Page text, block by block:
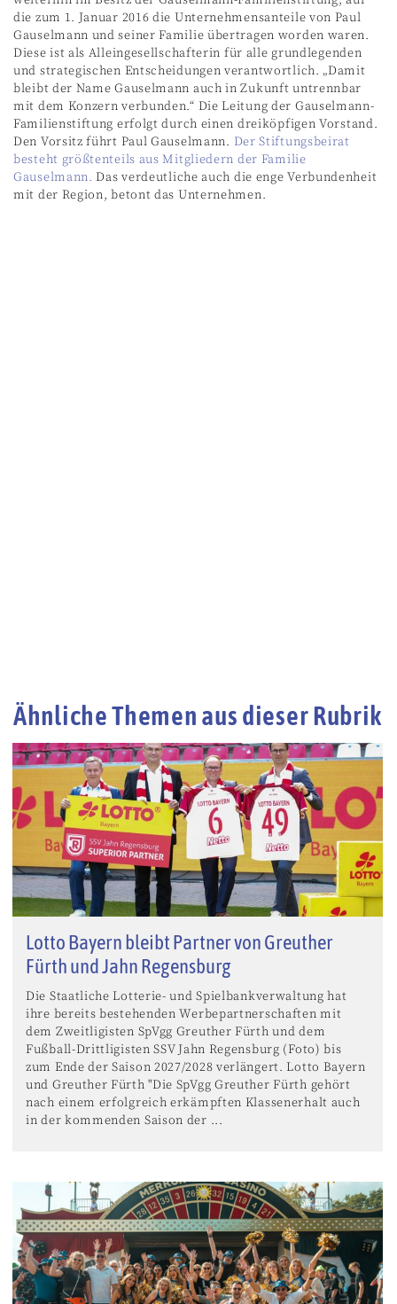
die zum 1. Januar 2016 die Unternehmensanteile von Paul
Gauselmann und seiner Familie übertragen worden waren.
Diese ist als Alleingesellschafterin für alle grundlegenden
und strategischen Entscheidungen verantwortlich. „Damit
bleibt der Name Gauselmann auch in Zukunft untrennbar
mit dem Konzern verbunden.“ Die Leitung der Gauselmann-
Familienstiftung erfolgt durch einen dreiköpfigen Vorstand.
Den Vorsitz führt Paul Gauselmann. Der Stiftungsbeirat
besteht größtenteils aus Mitgliedern der Familie
Gauselmann. Das verdeutliche auch die enge Verbundenheit
mit der Region, betont das Unternehmen.
Ähnliche Themen aus dieser Rubrik
Lotto Bayern bleibt Partner von Greuther
Fürth und Jahn Regensburg
Die Staatliche Lotterie- und Spielbankverwaltung hat
ihre bereits bestehenden Werbepartnerschaften mit
dem Zweitligisten SpVgg Greuther Fürth und dem
Fußball-Drittligisten SSV Jahn Regensburg (Foto) bis
zum Ende der Saison 2027/2028 verlängert. Lotto Bayern
und Greuther Fürth "Die SpVgg Greuther Fürth gehört
nach einem erfolgreich erkämpften Klassenerhalt auch
in der kommenden Saison der ...